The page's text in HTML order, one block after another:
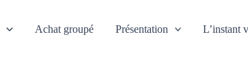
Achat groupé Présentation L’instant